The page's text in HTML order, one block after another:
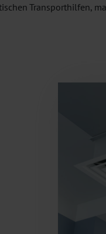
Transporthilfen,